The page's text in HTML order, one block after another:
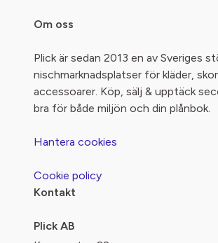
Om oss
Plick är sedan 2013 en av Sveriges
nischmarknadsplatser för kläder,
accessoarer. Köp, sälj & upptäck
bra för både miljön och din plånbok.
Hantera cookies
Cookie policy
Kontakt
Plick AB